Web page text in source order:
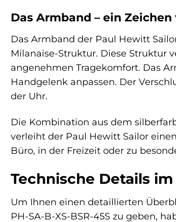
Das Armband – ein
Das Armband der Paul Hewitt
Milanaise-Struktur. Diese Struktur
angenehmen Tragekomfort. Das
Handgelenk anpassen. Der
der Uhr.
Die Kombination aus dem
verleiht der Paul Hewitt Sailor
Büro, in der Freizeit oder zu
Technische Details
Um Ihnen einen detaillierten
PH-SA-B-XS-BSR-45S zu geben,